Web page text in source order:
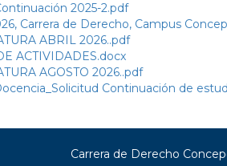
2025-2.pdf
Carrera de Derecho, Campus
ABRIL 2026..pdf
ACTIVIDADES.docx
AGOSTO 2026..pdf
Continuación de
Carrera de Derecho